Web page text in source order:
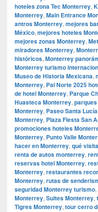
hoteles zona Tec Monterrey,
Monterrey, Main Entrance
antros Monterrey, mejores
México, mejores hoteles
mejores zonas Monterrey,
miradores Monterrey,
históricos, Monterrey
Monterrey turismo
Museo de Historia Mexicana,
Monterrey, Pal Norte 2025
de hotel Monterrey, Parque
Huasteca Monterrey,
Monterrey, Paseo Santa
Monterrey, Plaza Fiesta San
promociones hoteles
Monterrey, Punto Valle
hacer en Monterrey, qué
renta de autos monterrey,
reservas hotel Monterrey,
Monterrey, restaurantes
Monterrey, rutas de
seguridad Monterrey turismo,
Monterrey, Suites Monterrey,
Tigres Monterrey, tour cerro